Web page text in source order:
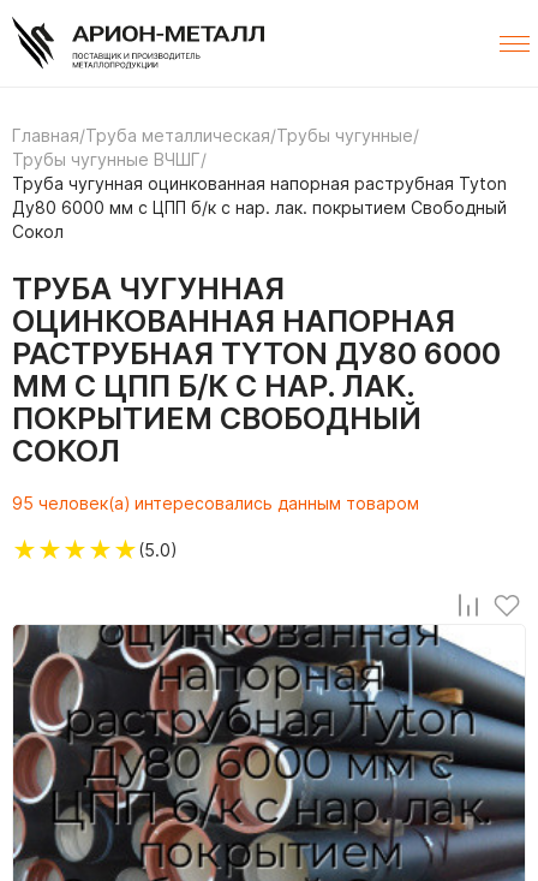
Главная/Труба металлическая/Трубы чугунные/
Трубы чугунные ВЧШГ/
Труба чугунная оцинкованная напорная раструбная Tyton
Ду80 6000 мм с ЦПП б/к с нар. лак. покрытием Свободный
Сокол
ТРУБА ЧУГУННАЯ
ОЦИНКОВАННАЯ НАПОРНАЯ
РАСТРУБНАЯ TYTON ДУ80 6000
ММ С ЦПП Б/К С НАР. ЛАК.
ПОКРЫТИЕМ СВОБОДНЫЙ
СОКОЛ
95 человек(а) интересовались данным товаром
★★★★★(5.0)